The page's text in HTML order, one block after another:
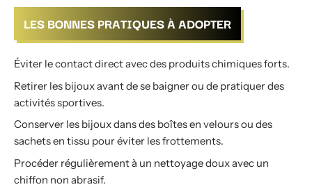
LES BONNES PRATIQUES À ADOPTER
Éviter le contact direct avec des produits chimiques forts.
Retirer les bijoux avant de se baigner ou de pratiquer des
activités sportives.
Conserver les bijoux dans des boîtes en velours ou des
sachets en tissu pour éviter les frottements.
Procéder régulièrement à un nettoyage doux avec un
chiffon non abrasif.